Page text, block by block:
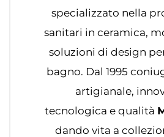
specializzato nella
sanitari in ceramica,
soluzioni di design
bagno. Dal 1995
artigianale,
tecnologica e qualità
dando vita a